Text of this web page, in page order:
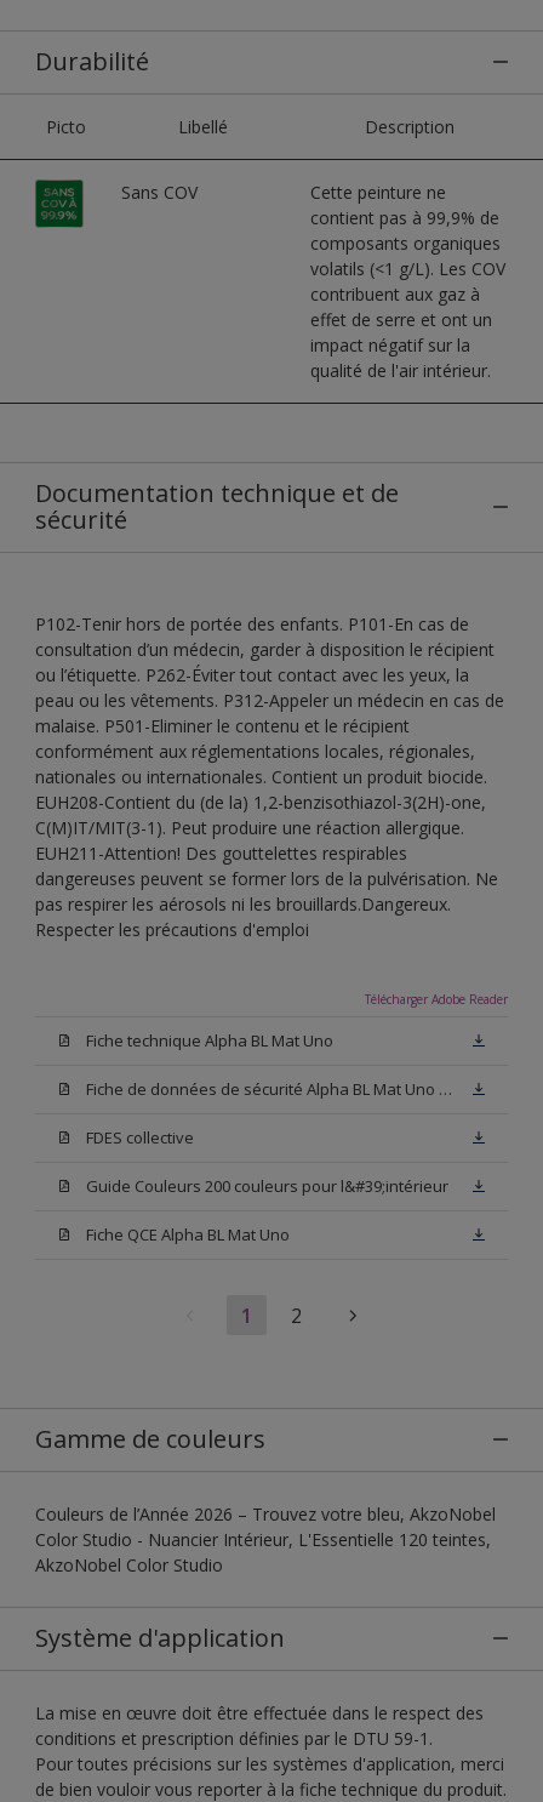
Durabilité
Picto Libellé Description
Sans COV
Cette peinture ne
contient pas à 99,9% de
composants organiques
volatils (<1 g/L). Les COV
contribuent aux gaz à
effet de serre et ont un
impact négatif sur la
qualité de l'air intérieur.
Documentation technique et de
sécurité
P102-Tenir hors de portée des enfants. P101-En cas de
consultation d’un médecin, garder à disposition le récipient
ou l’étiquette. P262-Éviter tout contact avec les yeux, la
peau ou les vêtements. P312-Appeler un médecin en cas de
malaise. P501-Eliminer le contenu et le récipient
conformément aux réglementations locales, régionales,
nationales ou internationales. Contient un produit biocide.
EUH208-Contient du (de la) 1,2-benzisothiazol-3(2H)-one,
C(M)IT/MIT(3-1). Peut produire une réaction allergique.
EUH211-Attention! Des gouttelettes respirables
dangereuses peuvent se former lors de la pulvérisation. Ne
pas respirer les aérosols ni les brouillards.Dangereux.
Respecter les précautions d'emploi
Télécharger Adobe Reader
Fiche technique Alpha BL Mat Uno
Fiche de données de sécurité Alpha BL Mat Uno Base W05
FDES collective
Guide Couleurs 200 couleurs pour l&#39;intérieur
Fiche QCE Alpha BL Mat Uno
1 2
Gamme de couleurs
Couleurs de l’Année 2026 – Trouvez votre bleu, AkzoNobel
Color Studio - Nuancier Intérieur, L'Essentielle 120 teintes,
AkzoNobel Color Studio
Système d'application
La mise en œuvre doit être effectuée dans le respect des
conditions et prescription définies par le DTU 59-1.
Pour toutes précisions sur les systèmes d'application, merci
de bien vouloir vous reporter à la fiche technique du produit.